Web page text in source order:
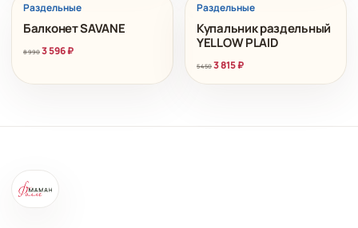
Раздельные
Балконет SAVANE
8 990 3 596₽
Раздельные
Купальник раздельный
YELLOW PLAID
5 450 3 815₽